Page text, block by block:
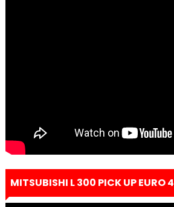
MITSUBISHI L 300 PICK UP EURO 4